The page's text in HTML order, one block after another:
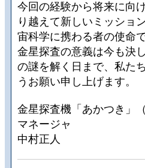
今回の経験から将来に向
り越えて新しいミッショ
宙科学に携わる者の使命で
金星探査の意義は今も決
の謎を解く日まで、私た
うお願い申し上げます。
金星探査機「あかつき」
マネージャ
中村正人